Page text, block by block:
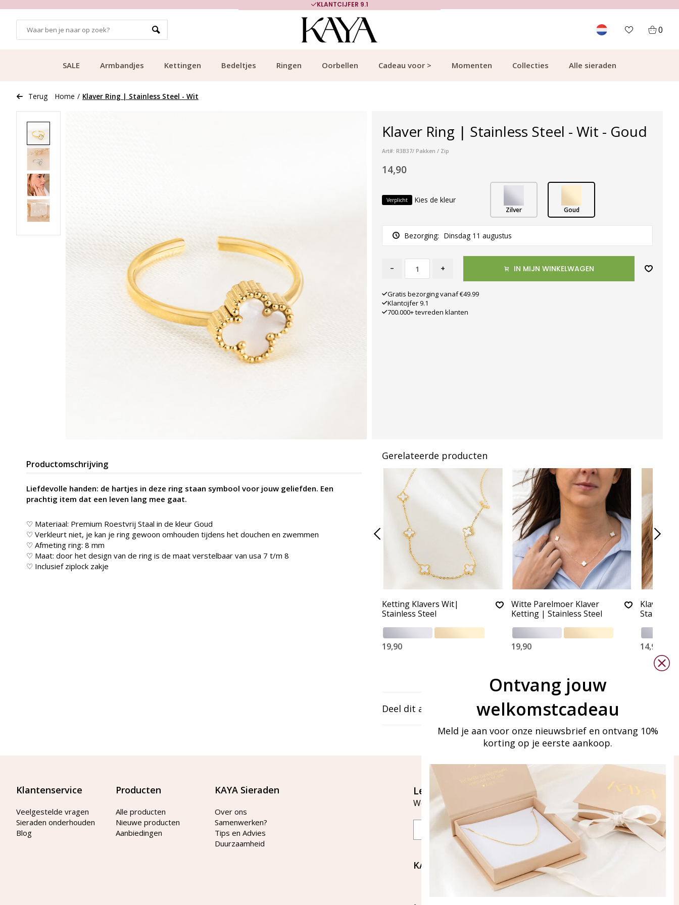
KLANTCIJFER 9.1
0
SALE Armbandjes Kettingen Bedeltjes Ringen Oorbellen Cadeau voor > Momenten Collecties Alle sieraden
Terug Home / Klaver Ring | Stainless Steel - Wit
Klaver Ring | Stainless Steel - Wit - Goud
Art#: R3B37/ Pakken / Zip
14,90
Verplicht Kies de kleur
Zilver Goud
Bezorging: Dinsdag 11 augustus
- + IN MIJN WINKELWAGEN
Gratis bezorging vanaf €49.99
Klantcijfer 9.1
700.000+ tevreden klanten
Productomschrijving
Liefdevolle handen: de hartjes in deze ring staan symbool voor jouw geliefden. Een
prachtig item dat een leven lang mee gaat.
♡ Materiaal: Premium Roestvrij Staal in de kleur Goud
♡ Verkleurt niet, je kan je ring gewoon omhouden tijdens het douchen en zwemmen
♡ Afmeting ring: 8 mm
♡ Maat: door het design van de ring is de maat verstelbaar van usa 7 t/m 8
♡ Inclusief ziplock zakje
Gerelateerde producten
Ketting Klavers Wit|
Stainless Steel
19,90
Witte Parelmoer Klaver
Ketting | Stainless Steel
19,90
Stainless
14,90
Deel dit artikel
Klantenservice
Veelgestelde vragen
Sieraden onderhouden
Blog
Producten
Alle producten
Nieuwe producten
Aanbiedingen
KAYA Sieraden
Over ons
Samenwerken?
Tips en Advies
Duurzaamheid
Let's stay in touch
Word lid van onze mailinglijst
KAYA Sieraden
Bellen of WhatsApp Ma-Vr
tussen 09:00-17:00
Ontvang jouw
welkomstcadeau
Meld je aan voor onze nieuwsbrief en ontvang 10%
korting op je eerste aankoop.